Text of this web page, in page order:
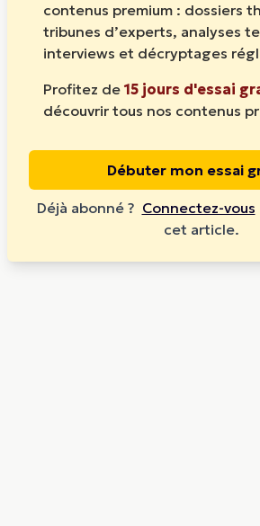
contenus premium : dossiers
tribunes d’experts, analyses
interviews et décryptages
Profitez de 15 jours d'essai
découvrir tous nos contenus
Débuter mon essai
Déjà abonné ? Connectez-vous
cet article.